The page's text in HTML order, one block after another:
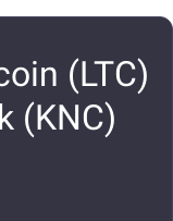
(LTC)
(KNC)